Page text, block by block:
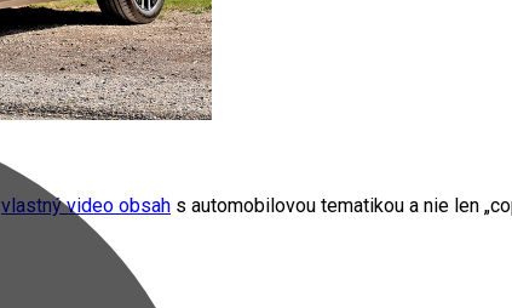
vlastný video obsah s automobilovou tematikou a nie len